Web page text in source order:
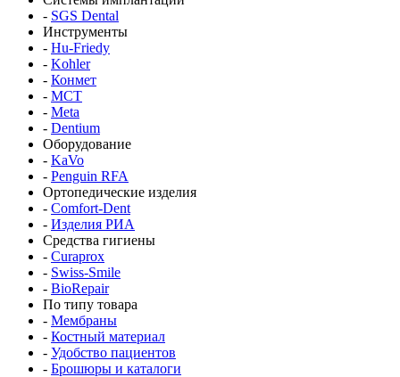
- SGS Dental
Инструменты
- Hu-Friedy
- Kohler
- Конмет
- MCT
- Meta
- Dentium
Оборудование
- KaVo
- Penguin RFA
Ортопедические изделия
- Comfort-Dent
- Изделия РИА
Средства гигиены
- Curaprox
- Swiss-Smile
- BioRepair
По типу товара
- Мембраны
- Костный материал
- Удобство пациентов
- Брошюры и каталоги